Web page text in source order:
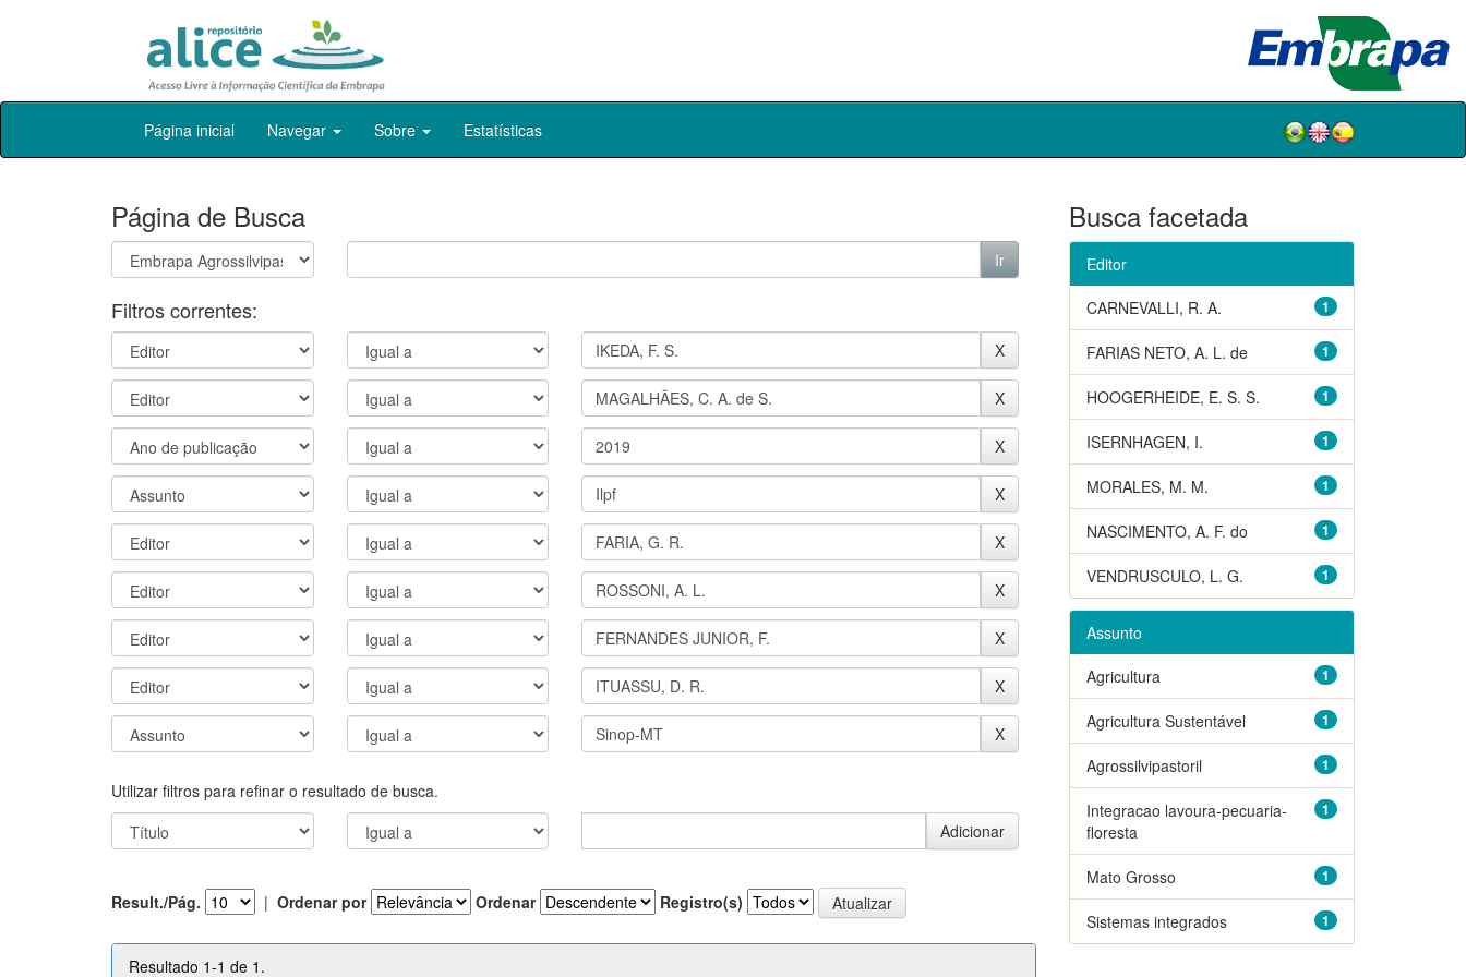
Skip
Página inicial Navegar Sobre Estatísticas
Página de Busca
Filtros correntes:
Utilizar filtros para refinar o resultado de busca.
Result./Pág. | Ordenar por Ordenar Registro(s)
Resultado 1-1 de 1.
Busca facetada
Editor
1
CARNEVALLI, R. A.
1
FARIAS NETO, A. L. de
1
HOOGERHEIDE, E. S. S.
1
ISERNHAGEN, I.
1
MORALES, M. M.
1
NASCIMENTO, A. F. do
1
VENDRUSCULO, L. G.
Assunto
1
Agricultura
1
Agricultura Sustentável
1
Agrossilvipastoril
1
Integracao lavoura-pecuaria-
floresta
1
Mato Grosso
1
Sistemas integrados